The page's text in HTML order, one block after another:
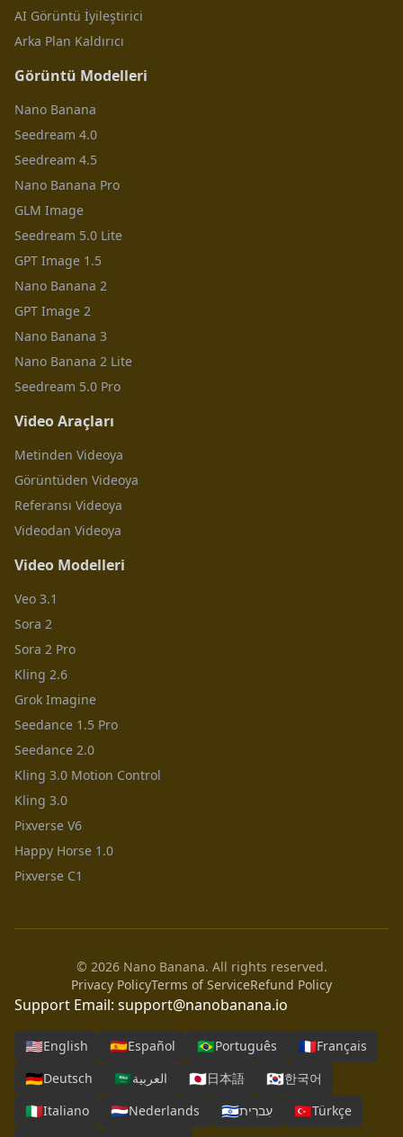
AI Görüntü İyileştirici
Arka Plan Kaldırıcı
Görüntü Modelleri
Nano Banana
Seedream 4.0
Seedream 4.5
Nano Banana Pro
GLM Image
Seedream 5.0 Lite
GPT Image 1.5
Nano Banana 2
GPT Image 2
Nano Banana 3
Nano Banana 2 Lite
Seedream 5.0 Pro
Video Araçları
Metinden Videoya
Görüntüden Videoya
Referansı Videoya
Videodan Videoya
Video Modelleri
Veo 3.1
Sora 2
Sora 2 Pro
Kling 2.6
Grok Imagine
Seedance 1.5 Pro
Seedance 2.0
Kling 3.0 Motion Control
Kling 3.0
Pixverse V6
Happy Horse 1.0
Pixverse C1
© 2026 Nano Banana. All rights reserved.
Privacy PolicyTerms of ServiceRefund Policy
Support Email: support@nanobanana.io
🇺🇸English 🇪🇸Español 🇧🇷Português 🇫🇷Français
🇩🇪Deutsch 🇸🇦العربية 🇯🇵日本語 🇰🇷한국어
🇮🇹Italiano 🇳🇱Nederlands 🇮🇱עִברִית 🇹🇷Türkçe